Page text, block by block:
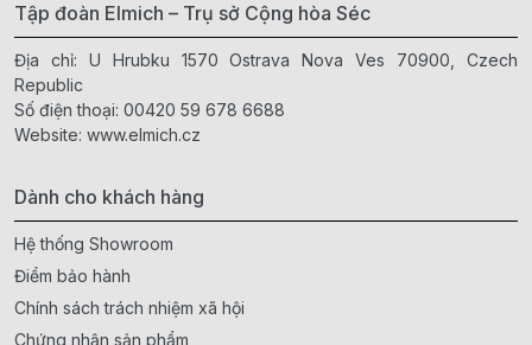
Tập đoàn Elmich – Trụ sở Cộng hòa Séc
Địa chỉ: U Hrubku 1570 Ostrava Nova Ves 70900, Czech
Republic
Số điện thoại: 00420 59 678 6688
Website: www.elmich.cz
Dành cho khách hàng
Hệ thống Showroom
Điểm bảo hành
Chính sách trách nhiệm xã hội
Chứng nhận sản phẩm